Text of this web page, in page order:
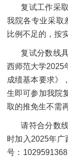
复试工作采
我院各专业采取
比例不足的，按
复试分数线
西师范大学2025
成绩基本要求》
生即可参加我院
取的推免生不需
请符合分数
时加入2025年广
号：